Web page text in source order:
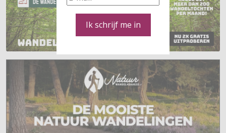
Ik schrijf me in